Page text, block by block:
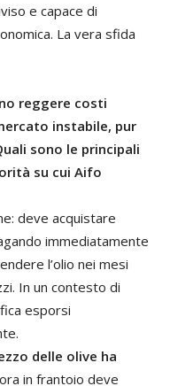
e capace di
La vera sfida
reggere costi
instabile, pur
sono le principali
su cui Aifo
deve acquistare
immediatamente
l’olio nei mesi
In un contesto di
esporsi
delle olive ha
in frantoio deve